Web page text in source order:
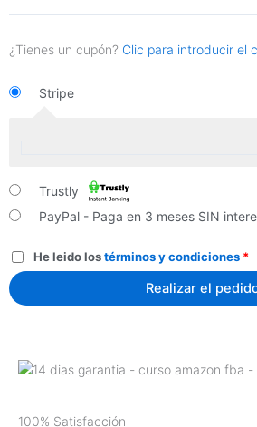
¿Tienes un cupón? Clic para introducir el
Stripe
Trustly
PayPal - Paga en 3 meses SIN
He leido lostérminos y condiciones *
Realizar el
100% Satisfacción